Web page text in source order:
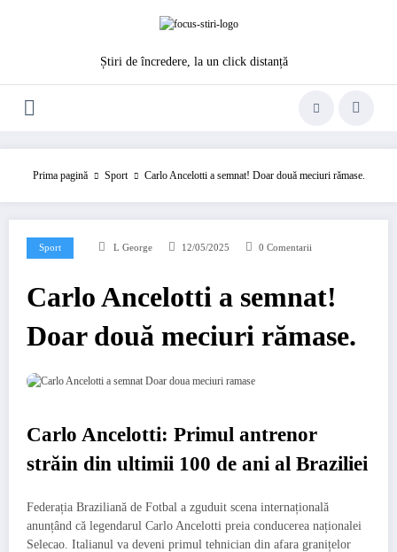
Știri de încredere, la un click distanță
Prima pagină Sport Carlo Ancelotti a semnat! Doar două meciuri rămase.
Sport L George 12/05/2025 0 Comentarii
Carlo Ancelotti a semnat!
Doar două meciuri rămase.
Carlo Ancelotti: Primul antrenor
străin din ultimii 100 de ani al Braziliei
Federația Braziliană de Fotbal a zguduit scena internațională
anunțând că legendarul Carlo Ancelotti preia conducerea naționalei
Selecao. Italianul va deveni primul tehnician din afara granițelor